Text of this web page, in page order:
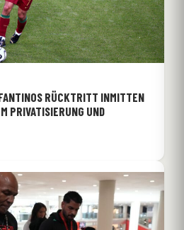
RÜCKTRITT INMITTEN
PRIVATISIERUNG UND